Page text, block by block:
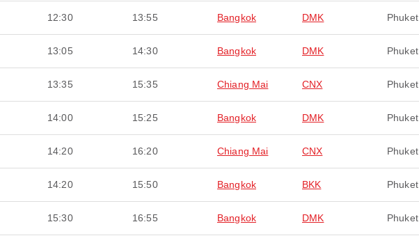
12:30 13:55 Bangkok DMK Phuket
13:05 14:30 Bangkok DMK Phuket
13:35 15:35 Chiang Mai CNX Phuket
14:00 15:25 Bangkok DMK Phuket
14:20 16:20 Chiang Mai CNX Phuket
14:20 15:50 Bangkok BKK Phuket
15:30 16:55 Bangkok DMK Phuket